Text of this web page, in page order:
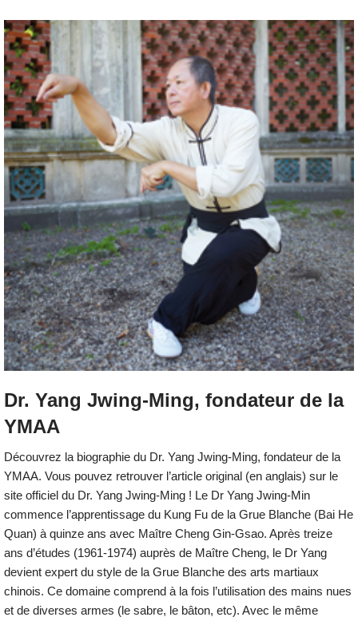
Dr. Yang Jwing-Ming, fondateur de la
YMAA
Découvrez la biographie du Dr. Yang Jwing-Ming, fondateur de la
YMAA. Vous pouvez retrouver l’article original (en anglais) sur le
site officiel du Dr. Yang Jwing-Ming ! Le Dr Yang Jwing-Min
commence l’apprentissage du Kung Fu de la Grue Blanche (Bai He
Quan) à quinze ans avec Maître Cheng Gin-Gsao. Après treize
ans d’études (1961-1974) auprès de Maître Cheng, le Dr Yang
devient expert du style de la Grue Blanche des arts martiaux
chinois. Ce domaine comprend à la fois l’utilisation des mains nues
et de diverses armes (le sabre, le bâton, etc). Avec le même